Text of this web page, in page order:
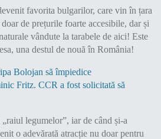
favorita bulgarilor, care vin în țara
de prețurile foarte accesibile, dar și
vândute la tarabele de aici! Este
una destul de nouă în România!
Bolojan să împiedice
Fritz. CCR a fost solicitată să
legumelor”, iar de când și-a
o adevărată atracție nu doar pentru